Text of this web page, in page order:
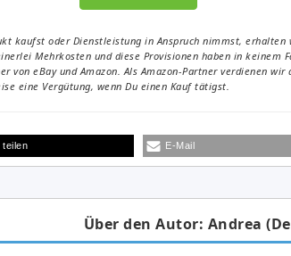
kaufst oder Dienstleistung in Anspruch nimmst,
Mehrkosten und diese Provisionen haben in keinem
von eBay und Amazon. Als Amazon-Partner verdienen
eine Vergütung, wenn Du einen Kauf tätigst.
teilen E-Mail
Über den Autor: Andrea